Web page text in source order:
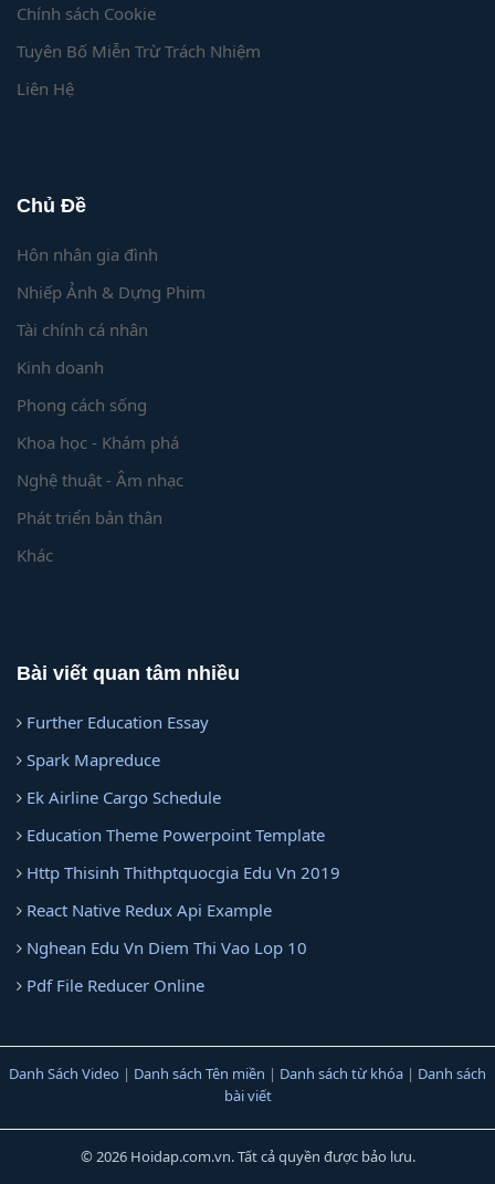
Chính sách Cookie
Tuyên Bố Miễn Trừ Trách Nhiệm
Liên Hệ
Chủ Đề
Hôn nhân gia đình
Nhiếp Ảnh & Dựng Phim
Tài chính cá nhân
Kinh doanh
Phong cách sống
Khoa học - Khám phá
Nghệ thuật - Âm nhạc
Phát triển bản thân
Khác
Bài viết quan tâm nhiều
Further Education Essay
Spark Mapreduce
Ek Airline Cargo Schedule
Education Theme Powerpoint Template
Http Thisinh Thithptquocgia Edu Vn 2019
React Native Redux Api Example
Nghean Edu Vn Diem Thi Vao Lop 10
Pdf File Reducer Online
Danh Sách Video | Danh sách Tên miền | Danh sách từ khóa | Danh sách
bài viết
© 2026 Hoidap.com.vn. Tất cả quyền được bảo lưu.